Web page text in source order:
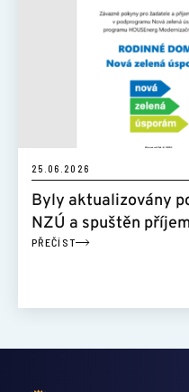
25.06.2026
Byly aktualizovány
NZÚ a spuštěn
PŘEČÍST